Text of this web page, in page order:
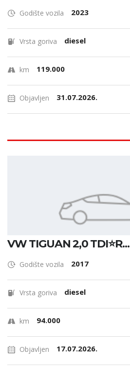
Godište vozila 2023
Vrsta goriva diesel
km 119.000
Objavljen 31.07.2026.
VW TIGUAN 2,0 TDI⭐R...
Godište vozila 2017
Vrsta goriva diesel
km 94.000
Objavljen 17.07.2026.